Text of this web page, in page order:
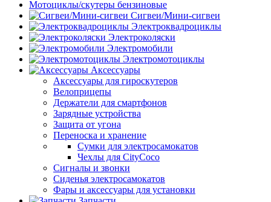
Мотоциклы/скутеры бензиновые
Сигвеи/Мини-сигвеи
Электроквадроциклы
Электроколяски
Электромобили
Электромотоциклы
Аксессуары
Аксессуары для гироскутеров
Велоприцепы
Держатели для смартфонов
Зарядные устройства
Защита от угона
Переноска и хранение
Сумки для электросамокатов
Чехлы для CityCoco
Сигналы и звонки
Сиденья электросамокатов
Фары и аксессуары для установки